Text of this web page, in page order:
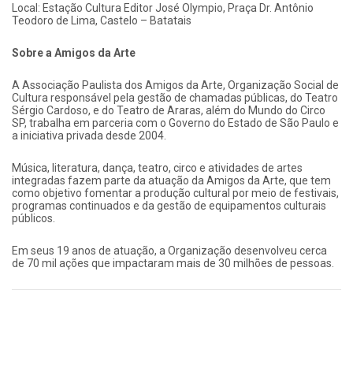
Local: Estação Cultura Editor José Olympio, Praça Dr. Antônio
Teodoro de Lima, Castelo – Batatais
Sobre a Amigos da Arte
A Associação Paulista dos Amigos da Arte, Organização Social de
Cultura responsável pela gestão de chamadas públicas, do Teatro
Sérgio Cardoso, e do Teatro de Araras, além do Mundo do Circo
SP, trabalha em parceria com o Governo do Estado de São Paulo e
a iniciativa privada desde 2004.
Música, literatura, dança, teatro, circo e atividades de artes
integradas fazem parte da atuação da Amigos da Arte, que tem
como objetivo fomentar a produção cultural por meio de festivais,
programas continuados e da gestão de equipamentos culturais
públicos.
Em seus 19 anos de atuação, a Organização desenvolveu cerca
de 70 mil ações que impactaram mais de 30 milhões de pessoas.